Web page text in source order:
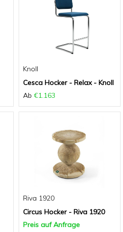
Knoll
Cesca Hocker - Relax - Knoll
Ab €1.163
Riva 1920
Circus Hocker - Riva 1920
Preis auf Anfrage